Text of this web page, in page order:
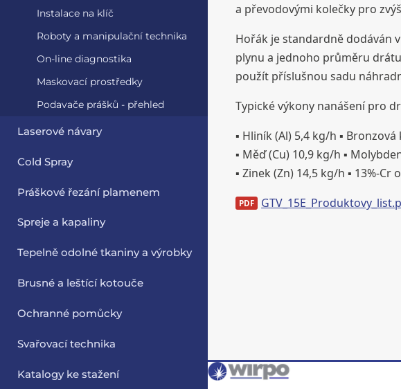
Instalace na klíč
Roboty a manipulační technika
On-line diagnostika
Maskovací prostředky
Podavače prášků - přehled
Laserové návary
Cold Spray
Práškové řezání plamenem
Spreje a kapaliny
Tepelně odolné tkaniny a výrobky
Brusné a leštící kotouče
Ochranné pomůcky
Svařovací technika
Katalogy ke stažení
a převodovými kolečky pro
Hořák je standardně dodáván
plynu a jednoho průměru
použít příslušnou sadu
Typické výkony nanášení pro
▪ Hliník (Al) 5,4 kg/h ▪
▪ Měď (Cu) 10,9 kg/h ▪
▪ Zinek (Zn) 14,5 kg/h ▪ 13%-Cr